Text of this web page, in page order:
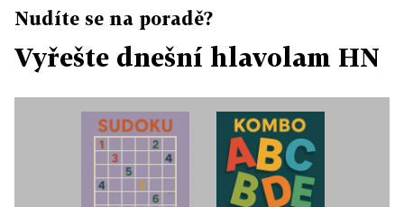
Nudíte se na poradě?
Vyřešte dnešní hlavolam HN